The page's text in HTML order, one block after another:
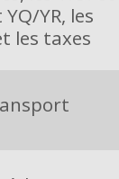
YR, les
les taxes